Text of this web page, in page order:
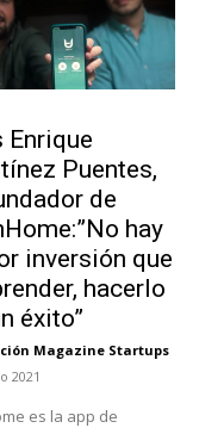
Enrique
Puentes,
de
hay
inversión que
hacerlo
éxito”
Magazine Startups
2021
es la app de